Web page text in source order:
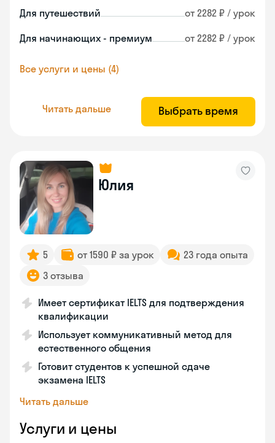
Для путешествий от 2282 ₽ / урок
Для начинающих - премиум от 2282 ₽ / урок
Все услуги и цены (4)
Читать дальше Выбрать время
Юлия
5 от 1590 ₽ за урок
23 года опыта
3 отзыва
Имеет сертификат IELTS для подтверждения
квалификации
Использует коммуникативный метод для
естественного общения
Готовит студентов к успешной сдаче
экзамена IELTS
Читать дальше
Услуги и цены